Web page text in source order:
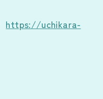
https://uchikara-